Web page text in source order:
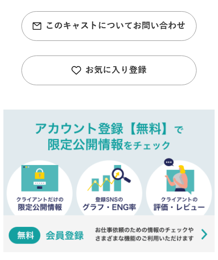
このキャストについてお問い合わせ
お気に入り登録